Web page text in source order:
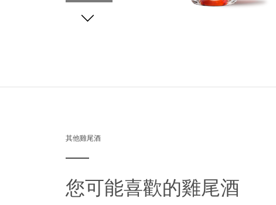
其他雞尾酒
您可能喜歡的雞尾酒